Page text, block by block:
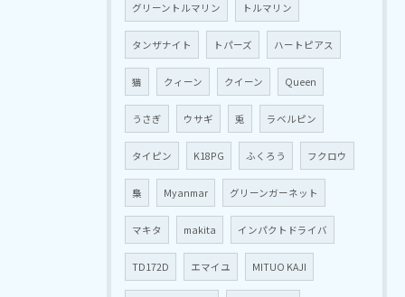
グリーントルマリン トルマリン
タンザナイト トパーズ ハートピアス
猫 クィーン クイーン Queen
うさぎ ウサギ 兎 ラベルピン
タイピン K18PG ふくろう フクロウ
梟 Myanmar グリーンガーネット
マキタ makita インパクトドライバ
TD172D エマイユ MITUO KAJI